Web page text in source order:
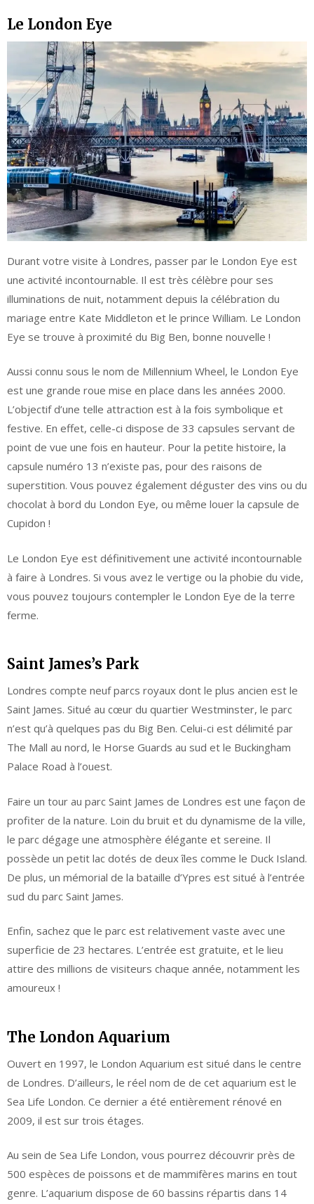
Le London Eye
Durant votre visite à Londres, passer par le London Eye est
une activité incontournable. Il est très célèbre pour ses
illuminations de nuit, notamment depuis la célébration du
mariage entre Kate Middleton et le prince William. Le London
Eye se trouve à proximité du Big Ben, bonne nouvelle !
Aussi connu sous le nom de Millennium Wheel, le London Eye
est une grande roue mise en place dans les années 2000.
L’objectif d’une telle attraction est à la fois symbolique et
festive. En effet, celle-ci dispose de 33 capsules servant de
point de vue une fois en hauteur. Pour la petite histoire, la
capsule numéro 13 n’existe pas, pour des raisons de
superstition. Vous pouvez également déguster des vins ou du
chocolat à bord du London Eye, ou même louer la capsule de
Cupidon !
Le London Eye est définitivement une activité incontournable
à faire à Londres. Si vous avez le vertige ou la phobie du vide,
vous pouvez toujours contempler le London Eye de la terre
ferme.
Saint James’s Park
Londres compte neuf parcs royaux dont le plus ancien est le
Saint James. Situé au cœur du quartier Westminster, le parc
n’est qu’à quelques pas du Big Ben. Celui-ci est délimité par
The Mall au nord, le Horse Guards au sud et le Buckingham
Palace Road à l’ouest.
Faire un tour au parc Saint James de Londres est une façon de
profiter de la nature. Loin du bruit et du dynamisme de la ville,
le parc dégage une atmosphère élégante et sereine. Il
possède un petit lac dotés de deux îles comme le Duck Island.
De plus, un mémorial de la bataille d’Ypres est situé à l’entrée
sud du parc Saint James.
Enfin, sachez que le parc est relativement vaste avec une
superficie de 23 hectares. L’entrée est gratuite, et le lieu
attire des millions de visiteurs chaque année, notamment les
amoureux !
The London Aquarium
Ouvert en 1997, le London Aquarium est situé dans le centre
de Londres. D’ailleurs, le réel nom de de cet aquarium est le
Sea Life London. Ce dernier a été entièrement rénové en
2009, il est sur trois étages.
Au sein de Sea Life London, vous pourrez découvrir près de
500 espèces de poissons et de mammifères marins en tout
genre. L’aquarium dispose de 60 bassins répartis dans 14